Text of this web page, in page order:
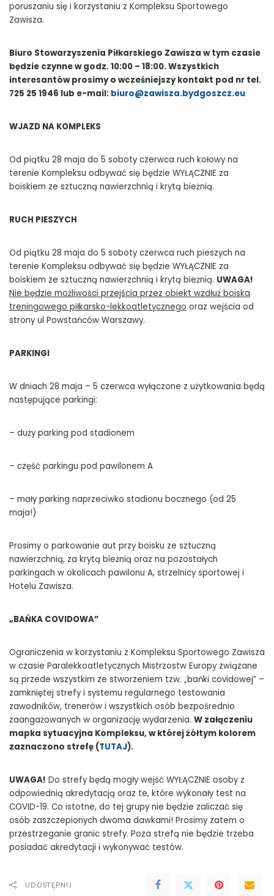
poruszaniu się i korzystaniu z Kompleksu Sportowego
Zawisza.
Biuro Stowarzyszenia Piłkarskiego Zawisza w tym czasie
będzie czynne w godz. 10:00 – 18:00. Wszystkich
interesantów prosimy o wcześniejszy kontakt pod nr tel.
725 25 1946 lub e-mail: biuro@zawisza.bydgoszcz.eu
WJAZD NA KOMPLEKS
Od piątku 28 maja do 5 soboty czerwca ruch kołowy na
terenie Kompleksu odbywać się będzie WYŁĄCZNIE za
boiskiem ze sztuczną nawierzchnią i krytą bieżnią.
RUCH PIESZYCH
Od piątku 28 maja do 5 soboty czerwca ruch pieszych na
terenie Kompleksu odbywać się będzie WYŁĄCZNIE za
boiskiem ze sztuczną nawierzchnią i krytą bieżnią. UWAGA!
Nie będzie możliwości przejścia przez obiekt wzdłuż boiska
treningowego piłkarsko-lekkoatletycznego oraz wejścia od
strony ul Powstańców Warszawy.
PARKINGI
W dniach 28 maja – 5 czerwca wyłączone z użytkowania będą
następujące parkingi:
– duży parking pod stadionem
– część parkingu pod pawilonem A
– mały parking naprzeciwko stadionu bocznego (od 25
maja!)
Prosimy o parkowanie aut przy boisku ze sztuczną
nawierzchnią, za krytą bieżnią oraz na pozostałych
parkingach w okolicach pawilonu A, strzelnicy sportowej i
Hotelu Zawisza.
„BAŃKA COVIDOWA”
Ograniczenia w korzystaniu z Kompleksu Sportowego Zawisza
w czasie Paralekkoatletycznych Mistrzostw Europy związane
są przede wszystkim ze stworzeniem tzw. „bańki covidowej” –
zamkniętej strefy i systemu regularnego testowania
zawodników, trenerów i wszystkich osób bezpośrednio
zaangażowanych w organizację wydarzenia. W załączeniu
mapka sytuacyjna Kompleksu, w której żółtym kolorem
zaznaczono strefę (TUTAJ).
UWAGA! Do strefy będą mogły wejść WYŁĄCZNIE osoby z
odpowiednią akredytacją oraz te, które wykonały test na
COVID-19. Co istotne, do tej grupy nie będzie zaliczać się
osób zaszczepionych dwoma dawkami! Prosimy zatem o
przestrzeganie granic strefy. Poza strefą nie będzie trzeba
posiadać akredytacji i wykonywać testów.
UDOSTĘPNIJ